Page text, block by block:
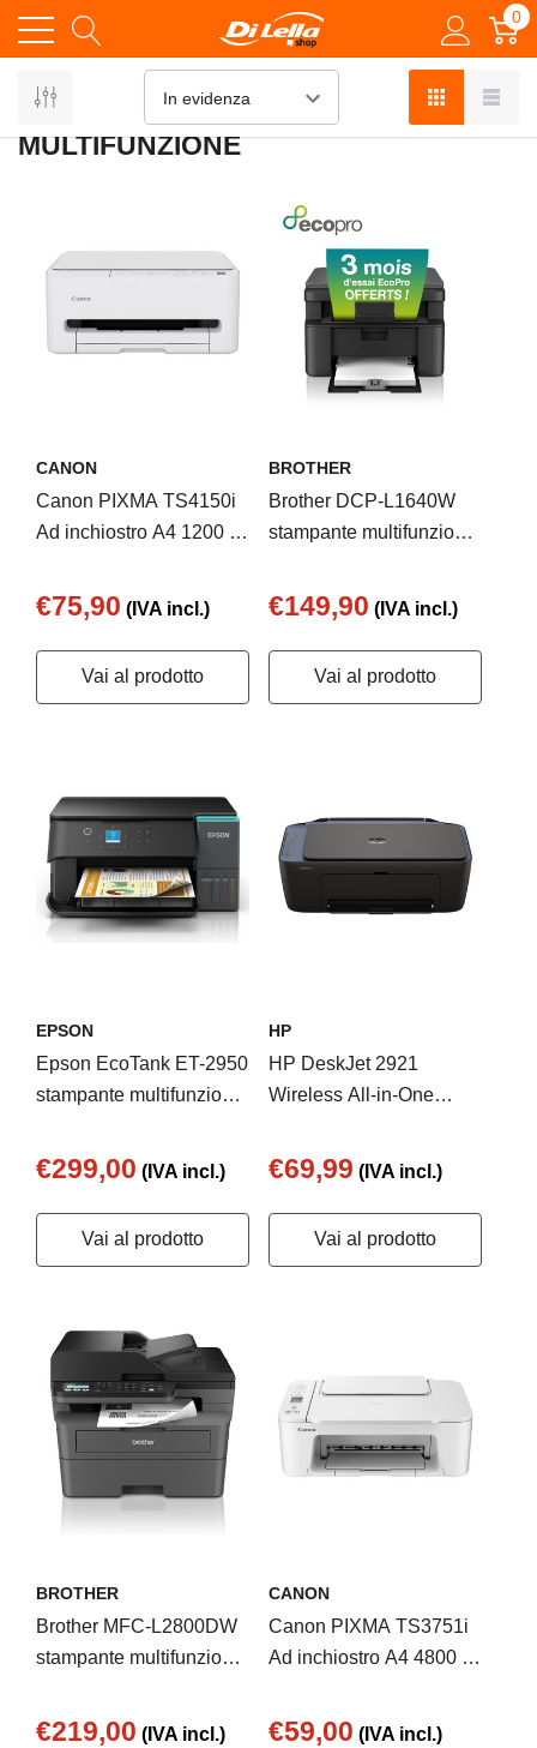
0
Home Informatica STAMPANTI MULTIFUNZIONE
MULTIFUNZIONE
CANON
Canon PIXMA TS4150i
Ad inchiostro A4 1200 x
€75,90 (IVA incl.)
Vai al prodotto
BROTHER
Brother DCP-L1640W
stampante multifunzione
€149,90 (IVA incl.)
Vai al prodotto
EPSON
Epson EcoTank ET-2950
stampante multifunzione
€299,00 (IVA incl.)
Vai al prodotto
HP
HP DeskJet 2921
Wireless All-in-One
€69,99 (IVA incl.)
Vai al prodotto
BROTHER
Brother MFC-L2800DW
stampante multifunzione
DPI 32 ppm Wi-Fi
€219,00 (IVA incl.)
CANON
Canon PIXMA TS3751i
Ad inchiostro A4 4800 x
€59,00 (IVA incl.)